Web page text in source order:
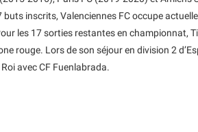
inscrits, Valenciennes FC occupe
les 17 sorties restantes en championnat,
rouge. Lors de son séjour en division 2
avec CF Fuenlabrada.